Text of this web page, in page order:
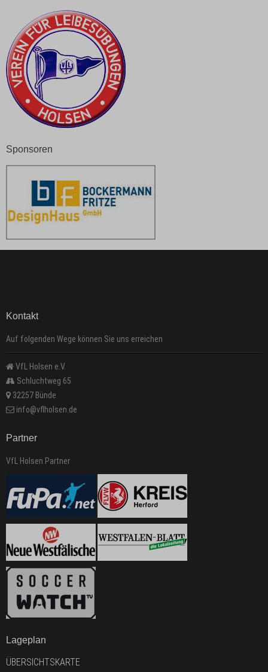
Sponsoren
Kontakt
Auf folgenden Wege können Sie uns erreichen
VfL Holsen e.V.
Schluchtweg 65
32257 Bünde
info@vflholsen.de
Partner
VfL Holsen Partner
Lageplan
ÜBERSICHTSKARTE